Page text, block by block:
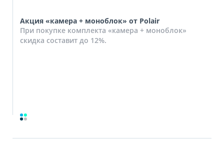
Акция «камера + моноблок» от Polair
При покупке комплекта «камера + моноблок»
скидка составит до 12%.